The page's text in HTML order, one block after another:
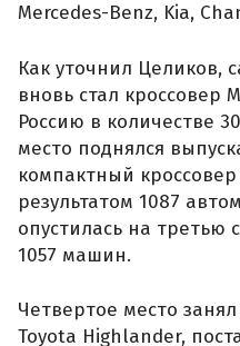
Mercedes-Benz, Kia,
Как уточнил Целиков,
вновь стал кроссовер
Россию в количестве
место поднялся
компактный
результатом 1087
опустилась на третью
1057 машин.
Четвертое место
Toyota Highlander,